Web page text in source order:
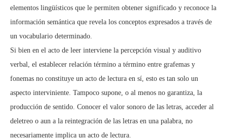
elementos lingüísticos que le permiten obtener significado y reconoce la
información semántica que revela los conceptos expresados a través de
un vocabulario determinado.
Si bien en el acto de leer interviene la percepción visual y auditivo
verbal, el establecer relación término a término entre grafemas y
fonemas no constituye un acto de lectura en sí, esto es tan solo un
aspecto interviniente. Tampoco supone, o al menos no garantiza, la
producción de sentido. Conocer el valor sonoro de las letras, acceder al
deletreo o aun a la reintegración de las letras en una palabra, no
necesariamente implica un acto de lectura.